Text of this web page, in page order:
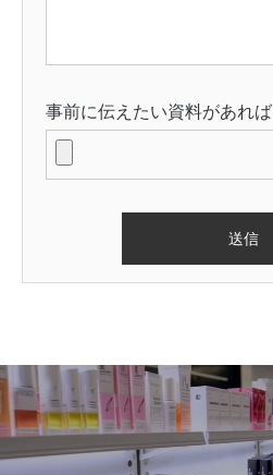
事前に伝えたい資料があれば